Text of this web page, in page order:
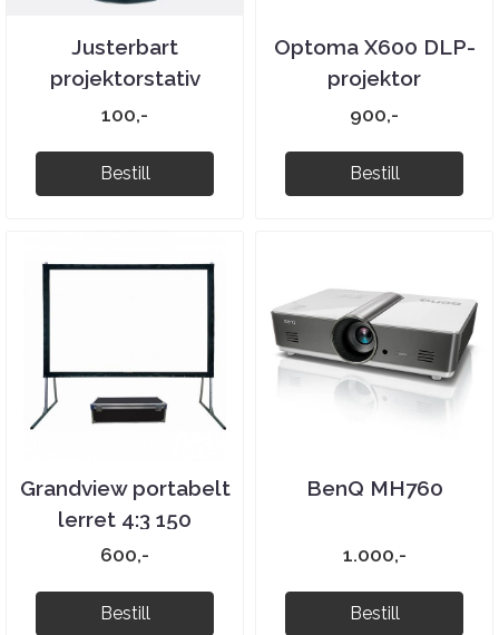
Justerbart
projektorstativ
100,-
Bestill
Optoma X600 DLP-
projektor
900,-
Bestill
Grandview portabelt
lerret 4:3 150
tommer
600,-
Bestill
BenQ MH760
1.000,-
Bestill